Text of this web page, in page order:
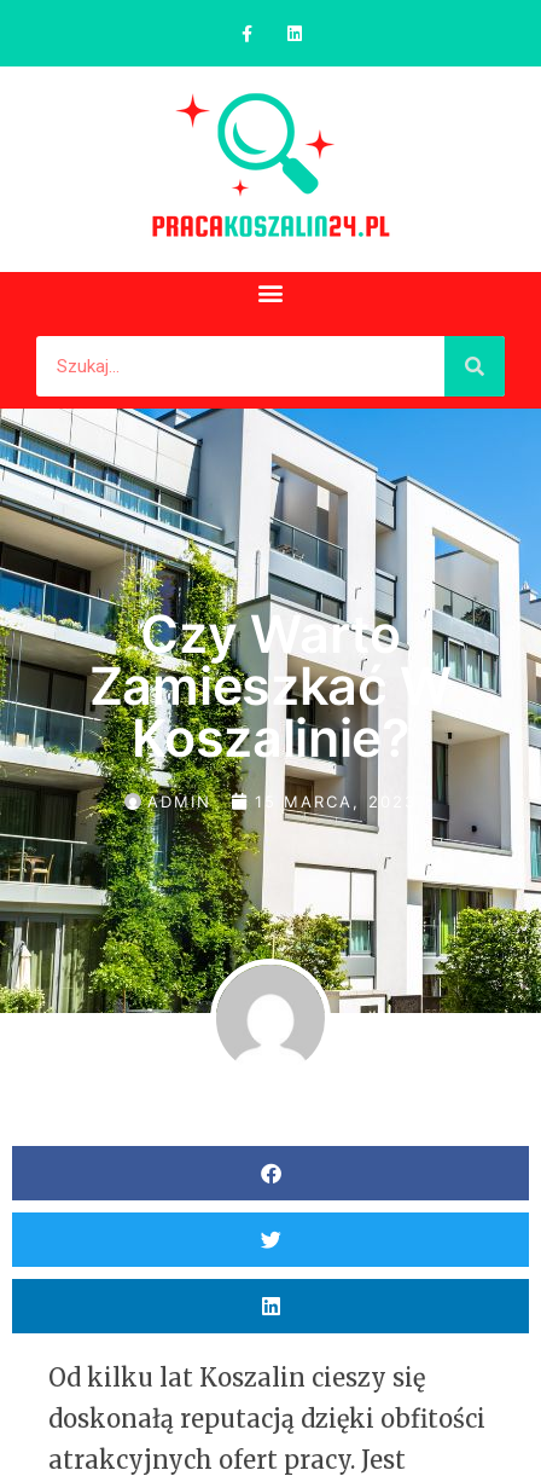
Czy Warto
Zamieszkać W
Koszalinie?
ADMIN 15 MARCA, 2023
Od kilku lat Koszalin cieszy się
doskonałą reputacją dzięki obfitości
atrakcyjnych ofert pracy. Jest